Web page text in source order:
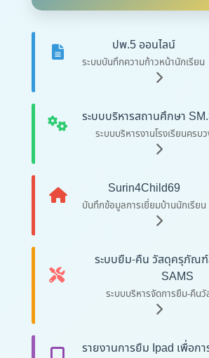
ปพ.5 ออนไลน์
ระบบบันทึกความก้าวหน้านักเรียน
ระบบบริหารสถานศึกษา
ระบบบริหารงานโรงเรียนครบ
Surin4Child69
บันทึกข้อมูลการเยี่ยมบ้านนักเรียน
ระบบยืม-คืน วัสดุครุภัณ
SAMS
ระบบบริหารจัดการยืม-คืน
รายงานการยืม Ipad เพื่อก